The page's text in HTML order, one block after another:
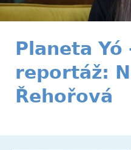
Planeta Yó
reportáž:
Řehořová